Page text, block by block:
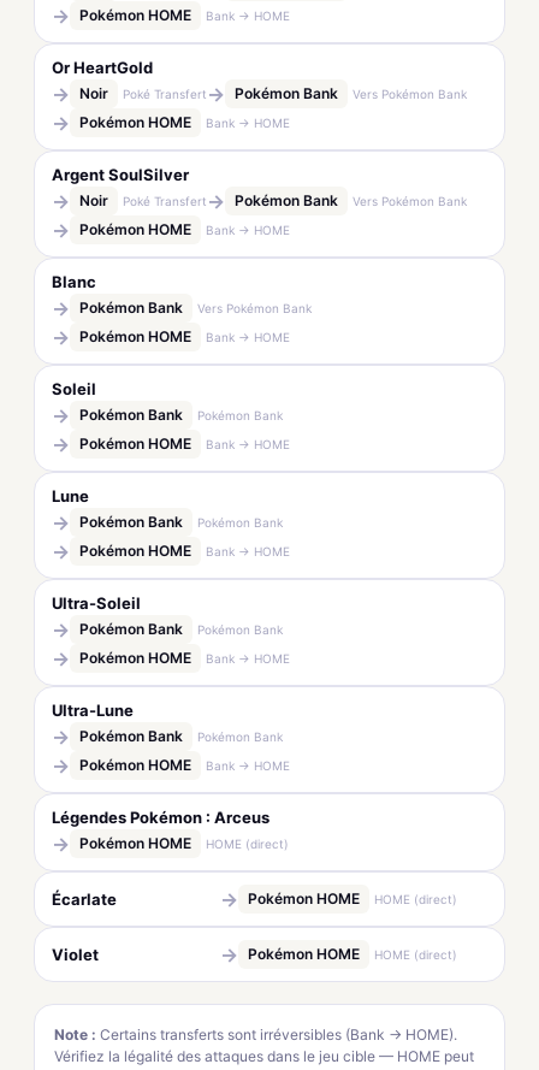
→ Pokémon HOME Bank → HOME
Or HeartGold
→ Noir Poké Transfert → Pokémon Bank Vers Pokémon Bank
→ Pokémon HOME Bank → HOME
Argent SoulSilver
→ Noir Poké Transfert → Pokémon Bank Vers Pokémon Bank
→ Pokémon HOME Bank → HOME
Blanc
→ Pokémon Bank Vers Pokémon Bank
→ Pokémon HOME Bank → HOME
Soleil
→ Pokémon Bank Pokémon Bank
→ Pokémon HOME Bank → HOME
Lune
→ Pokémon Bank Pokémon Bank
→ Pokémon HOME Bank → HOME
Ultra-Soleil
→ Pokémon Bank Pokémon Bank
→ Pokémon HOME Bank → HOME
Ultra-Lune
→ Pokémon Bank Pokémon Bank
→ Pokémon HOME Bank → HOME
Légendes Pokémon : Arceus
→ Pokémon HOME HOME (direct)
Écarlate → Pokémon HOME HOME (direct)
Violet → Pokémon HOME HOME (direct)
Note : Certains transferts sont irréversibles (Bank → HOME).
Vérifiez la légalité des attaques dans le jeu cible — HOME peut